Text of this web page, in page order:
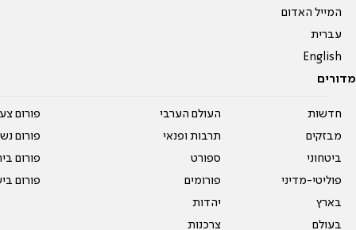
המייל האדום
עברית
English
מדורים
חדשות
מבזקים
ביטחוני
פוליטי-מדיני
בארץ
בעולם
העולם הערבי
תרבות ופנאי
ספורט
פורומים
יהדות
צרכנות
פורום
פורום
פורום
פורום